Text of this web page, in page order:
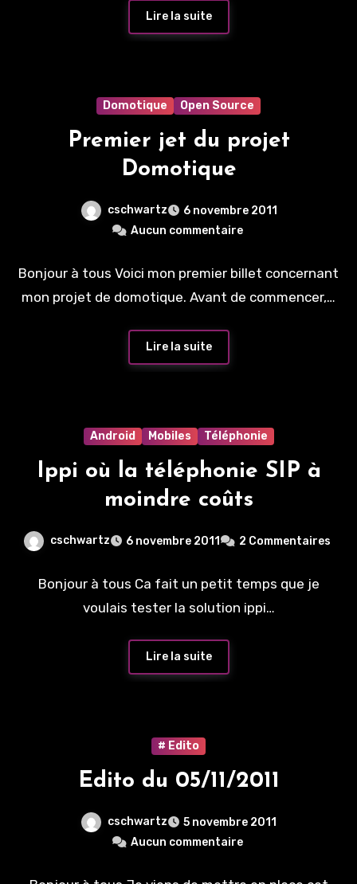
Lire la suite
Domotique Open Source
Premier jet du projet
Domotique
cschwartz
6 novembre 2011
Aucun commentaire
Bonjour à tous Voici mon premier billet concernant
mon projet de domotique. Avant de commencer,…
Lire la suite
Android Mobiles Téléphonie
Ippi où la téléphonie SIP à
moindre coûts
cschwartz 6 novembre 2011 2 Commentaires
Bonjour à tous Ca fait un petit temps que je
voulais tester la solution ippi…
Lire la suite
# Edito
Edito du 05/11/2011
cschwartz
5 novembre 2011
Aucun commentaire